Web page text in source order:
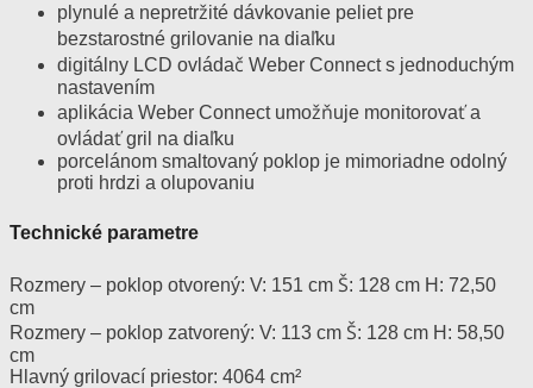
plynulé a nepretržité dávkovanie peliet pre
bezstarostné grilovanie na diaľku
digitálny LCD ovládač Weber Connect s jednoduchým
nastavením
aplikácia Weber Connect umožňuje monitorovať a
ovládať gril na diaľku
porcelánom smaltovaný poklop je mimoriadne odolný
proti hrdzi a olupovaniu
Technické parametre
Rozmery – poklop otvorený: V: 151 cm Š: 128 cm H: 72,50
cm
Rozmery – poklop zatvorený: V: 113 cm Š: 128 cm H: 58,50
cm
Hlavný grilovací priestor: 4064 cm²